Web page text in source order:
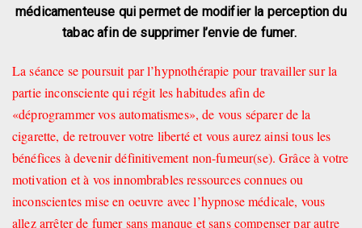
médicamenteuse qui permet de modifier la perception du
tabac afin de supprimer l’envie de fumer.
La séance se poursuit par l’hypnothérapie pour travailler sur la
partie inconsciente qui régit les habitudes afin de
«déprogrammer vos automatismes», de vous séparer de la
cigarette, de retrouver votre liberté et vous aurez ainsi tous les
bénéfices à devenir définitivement non-fumeur(se).Grâce à votre
motivation et à vos innombrables ressources connues ou
inconscientes mise en oeuvre avec l’hypnose médicale, vous
allez arrêter de fumer sans manque et sans compenser par autre